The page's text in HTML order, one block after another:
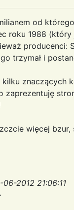
od
roku 1988
producenci:
trzymał i
kilku
zaprezentuję
więcej
2012 21:06:11